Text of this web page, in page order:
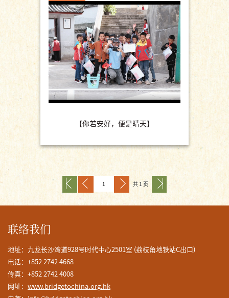
【你若安好，便是晴天】
共 1 页
联络我们
地址：九龙长沙湾道928号时代中心2501室 (荔枝角地铁站C出口)
电话：+852 2742 4668
传真：+852 2742 4008
网址： www.bridgetochina.org.hk